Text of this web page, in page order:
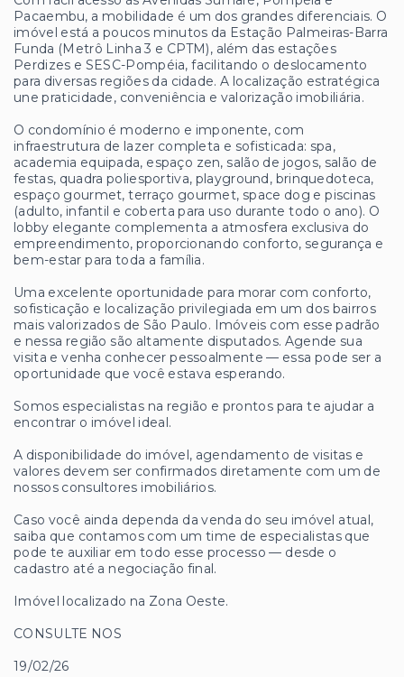
Pacaembu, a mobilidade é um dos grandes diferenciais. O
imóvel está a poucos minutos da Estação Palmeiras-Barra
Funda (Metrô Linha 3 e CPTM), além das estações
Perdizes e SESC-Pompéia, facilitando o deslocamento
para diversas regiões da cidade. A localização estratégica
une praticidade, conveniência e valorização imobiliária.
O condomínio é moderno e imponente, com
infraestrutura de lazer completa e sofisticada: spa,
academia equipada, espaço zen, salão de jogos, salão de
festas, quadra poliesportiva, playground, brinquedoteca,
espaço gourmet, terraço gourmet, space dog e piscinas
(adulto, infantil e coberta para uso durante todo o ano). O
lobby elegante complementa a atmosfera exclusiva do
empreendimento, proporcionando conforto, segurança e
bem-estar para toda a família.
Uma excelente oportunidade para morar com conforto,
sofisticação e localização privilegiada em um dos bairros
mais valorizados de São Paulo. Imóveis com esse padrão
e nessa região são altamente disputados. Agende sua
visita e venha conhecer pessoalmente — essa pode ser a
oportunidade que você estava esperando.
Somos especialistas na região e prontos para te ajudar a
encontrar o imóvel ideal.
A disponibilidade do imóvel, agendamento de visitas e
valores devem ser confirmados diretamente com um de
nossos consultores imobiliários.
Caso você ainda dependa da venda do seu imóvel atual,
saiba que contamos com um time de especialistas que
pode te auxiliar em todo esse processo — desde o
cadastro até a negociação final.
Imóvel localizado na Zona Oeste.
CONSULTE NOS
19/02/26